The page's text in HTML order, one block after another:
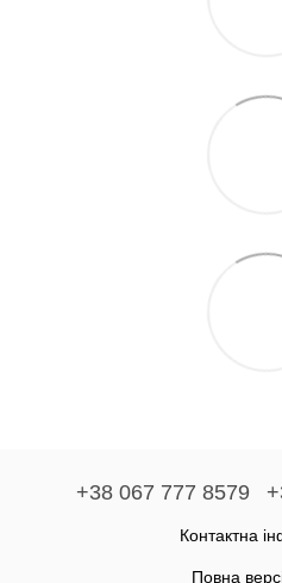
+38 067 777 8579
Контактна
Повна